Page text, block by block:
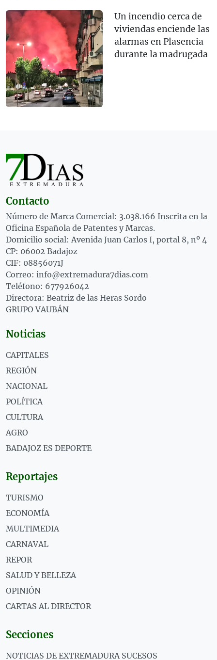
Un incendio cerca de
viviendas enciende las
alarmas en Plasencia
durante la madrugada
Contacto
Número de Marca Comercial: 3.038.166 Inscrita en la
Oficina Española de Patentes y Marcas.
Domicilio social: Avenida Juan Carlos I, portal 8, nº 4
CP: 06002 Badajoz
CIF: 08856071J
Correo: info@extremadura7dias.com
Teléfono: 677926042
Directora: Beatriz de las Heras Sordo
GRUPO VAUBÁN
Noticias
CAPITALES
REGIÓN
NACIONAL
POLÍTICA
CULTURA
AGRO
BADAJOZ ES DEPORTE
Reportajes
TURISMO
ECONOMÍA
MULTIMEDIA
CARNAVAL
REPOR
SALUD Y BELLEZA
OPINIÓN
CARTAS AL DIRECTOR
Secciones
NOTICIAS DE EXTREMADURA SUCESOS